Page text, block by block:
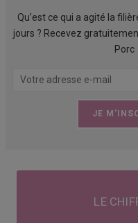
Qu’est ce qui a agité la
jours ? Recevez
Porc
LE